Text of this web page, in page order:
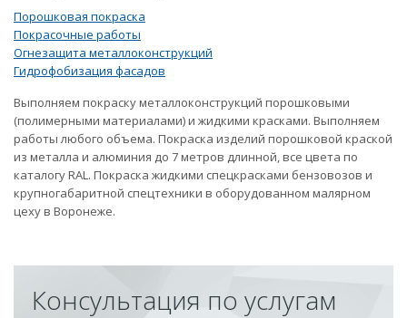
Порошковая покраска
Покрасочные работы
Огнезащита металлоконструкций
Гидрофобизация фасадов
Выполняем покраску металлоконструкций порошковыми
(полимерными материалами) и жидкими красками. Выполняем
работы любого объема. Покраска изделий порошковой краской
из металла и алюминия до 7 метров длинной, все цвета по
каталогу RAL. Покраска жидкими спецкрасками бензовозов и
крупногабаритной спецтехники в оборудованном малярном
цеху в Воронеже.
Консультация по услугам